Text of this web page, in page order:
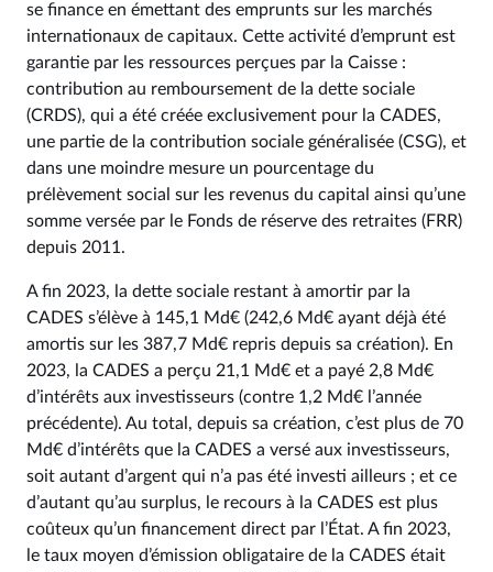
se finance en émettant des emprunts sur les marchés
internationaux de capitaux. Cette activité d’emprunt est
garantie par les ressources perçues par la Caisse :
contribution au remboursement de la dette sociale
(CRDS), qui a été créée exclusivement pour la CADES,
une partie de la contribution sociale généralisée (CSG), et
dans une moindre mesure un pourcentage du
prélèvement social sur les revenus du capital ainsi qu’une
somme versée par le Fonds de réserve des retraites (FRR)
depuis 2011.
A fin 2023, la dette sociale restant à amortir par la
CADES s’élève à 145,1 Md€ (242,6 Md€ ayant déjà été
amortis sur les 387,7 Md€ repris depuis sa création). En
2023, la CADES a perçu 21,1 Md€ et a payé 2,8 Md€
d’intérêts aux investisseurs (contre 1,2 Md€ l’année
précédente). Au total, depuis sa création, c’est plus de 70
Md€ d’intérêts que la CADES a versé aux investisseurs,
soit autant d’argent qui n’a pas été investi ailleurs ; et ce
d’autant qu’au surplus, le recours à la CADES est plus
coûteux qu’un financement direct par l’État. A fin 2023,
le taux moyen d’émission obligataire de la CADES était